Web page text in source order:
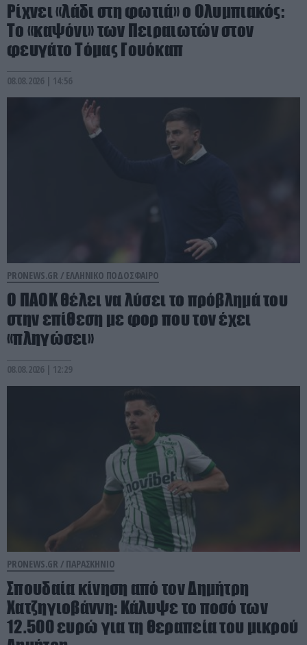
Ρίχνει «λάδι στη φωτιά» ο Ολυμπιακός:
Το «καψόνι» των Πειραιωτών στον
φευγάτο Τόμας Γουόκαπ
08.08.2026 | 14:56
PRONEWS.GR / ΕΛΛΗΝΙΚΟ ΠΟΔΟΣΦΑΙΡΟ
Ο ΠΑΟΚ θέλει να λύσει το πρόβλημά του
στην επίθεση με φορ που τον έχει
«πληγώσει»
08.08.2026 | 12:29
PRONEWS.GR / ΠΑΡΑΣΚΗΝΙΟ
Σπουδαία κίνηση από τον Δημήτρη
Χατζηγιοβάννη: Κάλυψε το ποσό των
12.500 ευρώ για τη θεραπεία του μικρού